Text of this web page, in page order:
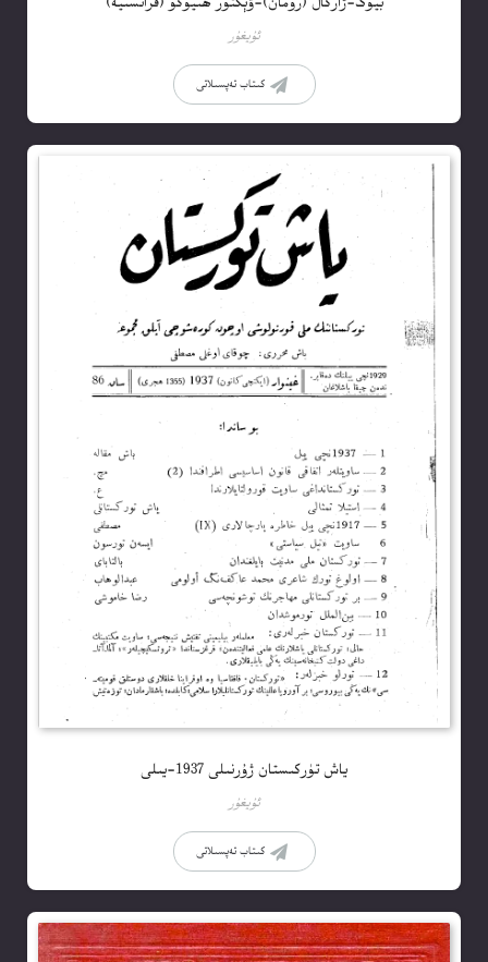
ئۇيغۇر
كىتاب تەپسىلاتى
ياش تۈركىستان ژۇرنىلى 1937-يىلى
ئۇيغۇر
كىتاب تەپسىلاتى